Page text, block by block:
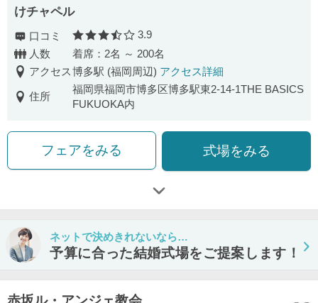
けチャペル
口コミ 口コミ評価
3.9
人数
着席：2名 ～ 200名
アクセス博多駅 (福岡周辺) アクセス詳細
住所
福岡県福岡市博多区博多駅東2-14-1THE BASICS
FUKUOKA内
フェアをみる 式場をみる
ネットで決めきれないなら…
予算に合った結婚式場をご提案します！